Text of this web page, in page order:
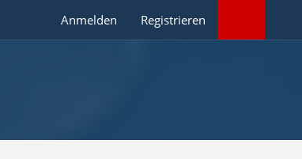
Anmelden Registrieren